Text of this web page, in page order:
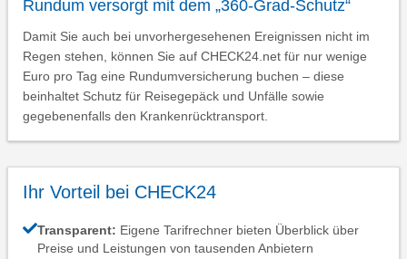
Rundum versorgt mit dem „360-Grad-Schutz“
Damit Sie auch bei unvorhergesehenen Ereignissen nicht im
Regen stehen, können Sie auf CHECK24.net für nur wenige
Euro pro Tag eine Rundumversicherung buchen – diese
beinhaltet Schutz für Reisegepäck und Unfälle sowie
gegebenenfalls den Krankenrücktransport.
Ihr Vorteil bei CHECK24
Transparent: Eigene Tarifrechner bieten Überblick über
Preise und Leistungen von tausenden Anbietern